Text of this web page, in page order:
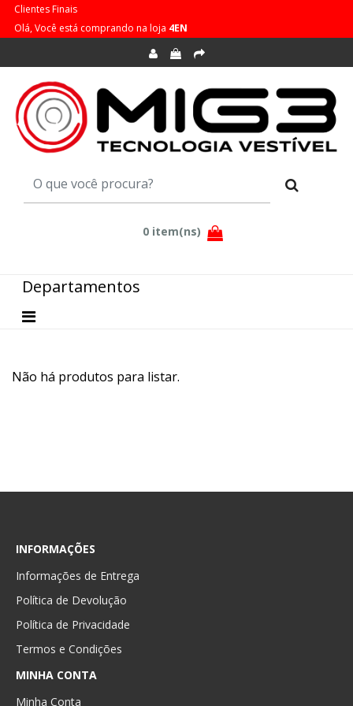
Clientes Finais
Olá, Você está comprando na loja 4EN
Departamentos
Não há produtos para listar.
INFORMAÇÕES
Informações de Entrega
Política de Devolução
Política de Privacidade
Termos e Condições
MINHA CONTA
Minha Conta